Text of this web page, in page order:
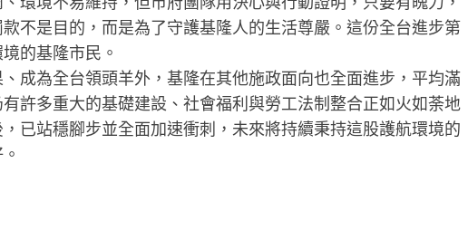
不是目的，而是為了守護基隆人的生活尊嚴。這份全台進步第
的基隆市民。
成為全台領頭羊外，基隆在其他施政面向也全面進步，平均滿
許多重大的基礎建設、社會福利與勞工法制整合正如火如荼地
已站穩腳步並全面加速衝刺，未來將持續秉持這股護航環境的